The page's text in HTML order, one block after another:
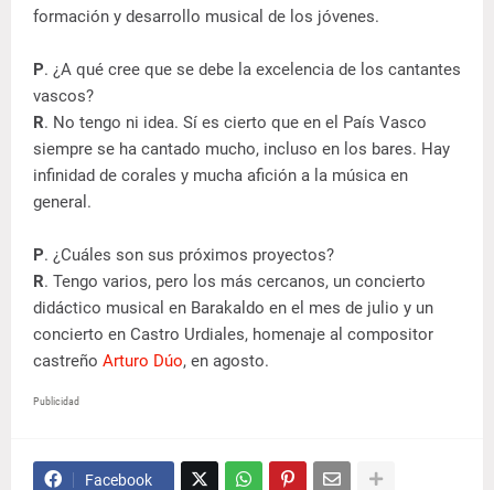
formación y desarrollo musical de los jóvenes.
P. ¿A qué cree que se debe la excelencia de los cantantes
vascos?
R. No tengo ni idea. Sí es cierto que en el País Vasco
siempre se ha cantado mucho, incluso en los bares. Hay
infinidad de corales y mucha afición a la música en
general.
P. ¿Cuáles son sus próximos proyectos?
R. Tengo varios, pero los más cercanos, un concierto
didáctico musical en Barakaldo en el mes de julio y un
concierto en Castro Urdiales, homenaje al compositor
castreño Arturo Dúo, en agosto.
Publicidad
Facebook